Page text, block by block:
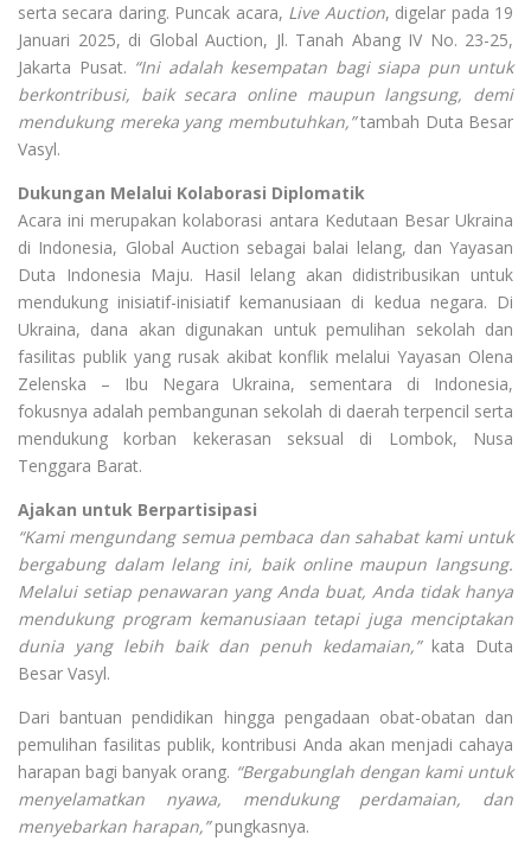
serta secara daring. Puncak acara, Live Auction, digelar pada 19
Januari 2025, di Global Auction, Jl. Tanah Abang IV No. 23-25,
Jakarta Pusat. “Ini adalah kesempatan bagi siapa pun untuk
berkontribusi, baik secara online maupun langsung, demi
mendukung mereka yang membutuhkan,”tambah Duta Besar
Vasyl.
Dukungan Melalui Kolaborasi Diplomatik
Acara ini merupakan kolaborasi antara Kedutaan Besar Ukraina
di Indonesia, Global Auction sebagai balai lelang, dan Yayasan
Duta Indonesia Maju. Hasil lelang akan didistribusikan untuk
mendukung inisiatif-inisiatif kemanusiaan di kedua negara. Di
Ukraina, dana akan digunakan untuk pemulihan sekolah dan
fasilitas publik yang rusak akibat konflik melalui Yayasan Olena
Zelenska – Ibu Negara Ukraina, sementara di Indonesia,
fokusnya adalah pembangunan sekolah di daerah terpencil serta
mendukung korban kekerasan seksual di Lombok, Nusa
Tenggara Barat.
Ajakan untuk Berpartisipasi
“Kami mengundang semua pembaca dan sahabat kami untuk
bergabung dalam lelang ini, baik online maupun langsung.
Melalui setiap penawaran yang Anda buat, Anda tidak hanya
mendukung program kemanusiaan tetapi juga menciptakan
dunia yang lebih baik dan penuh kedamaian,”kata Duta
Besar Vasyl.
Dari bantuan pendidikan hingga pengadaan obat-obatan dan
pemulihan fasilitas publik, kontribusi Anda akan menjadi cahaya
harapan bagi banyak orang. “Bergabunglah dengan kami untuk
menyelamatkan nyawa, mendukung perdamaian, dan
menyebarkan harapan,”pungkasnya.